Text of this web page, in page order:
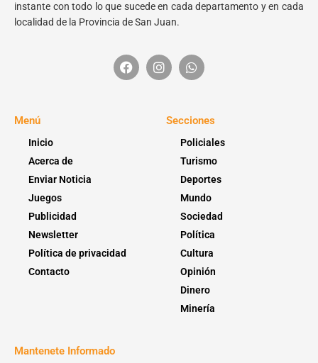
instante con todo lo que sucede en cada departamento y en cada
localidad de la Provincia de San Juan.
Menú
Inicio
Acerca de
Enviar Noticia
Juegos
Publicidad
Newsletter
Política de privacidad
Contacto
Secciones
Policiales
Turismo
Deportes
Mundo
Sociedad
Política
Cultura
Opinión
Dinero
Minería
Mantenete Informado